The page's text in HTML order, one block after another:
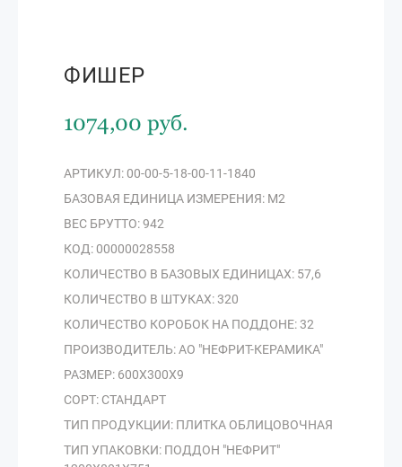
ФИШЕР
1074,00 руб.
АРТИКУЛ: 00-00-5-18-00-11-1840
БАЗОВАЯ ЕДИНИЦА ИЗМЕРЕНИЯ: М2
ВЕС БРУТТО: 942
КОД: 00000028558
КОЛИЧЕСТВО В БАЗОВЫХ ЕДИНИЦАХ: 57,6
КОЛИЧЕСТВО В ШТУКАХ: 320
КОЛИЧЕСТВО КОРОБОК НА ПОДДОНЕ: 32
ПРОИЗВОДИТЕЛЬ: АО "НЕФРИТ-КЕРАМИКА"
РАЗМЕР: 600Х300Х9
СОРТ: СТАНДАРТ
ТИП ПРОДУКЦИИ: ПЛИТКА ОБЛИЦОВОЧНАЯ
ТИП УПАКОВКИ: ПОДДОН "НЕФРИТ"